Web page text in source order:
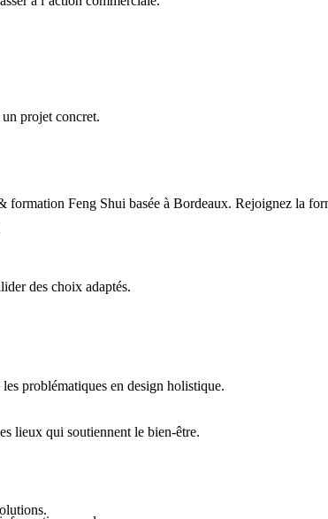
projet concret.
des choix adaptés.
problématiques en design holistique.
lieux qui soutiennent le bien-être.
formation Feng Shui basée à Bordeaux. Rejoignez la